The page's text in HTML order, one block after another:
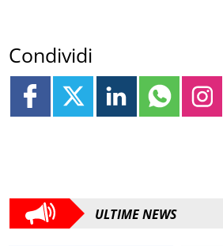
Condividi
ULTIME NEWS